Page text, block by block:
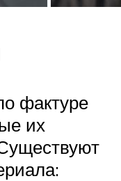
фактуре
их